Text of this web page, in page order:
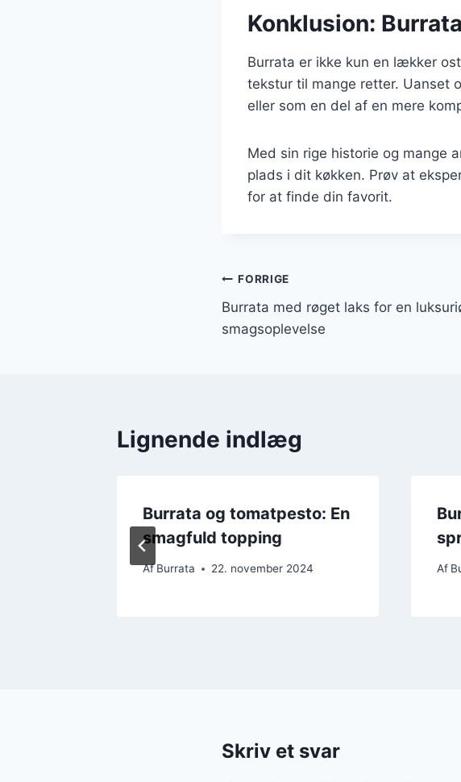
Konklusion:
Burrata er ikke kun en lækker
tekstur til mange retter. Uanset
eller som en del af en mere
Med sin rige historie og mange
plads i dit køkken. Prøv at
for at finde din favorit.
Indlægsnavigation
FORRIGE
Burrata med røget laks for en
smagsoplevelse
Lignende indlæg
Burrata og tomatpesto: En
smagfuld topping
Af Burrata 22. november 2024 Af
Skriv et svar